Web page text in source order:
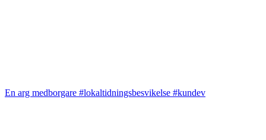
En arg medborgare #lokaltidningsbesvikelse #kundev